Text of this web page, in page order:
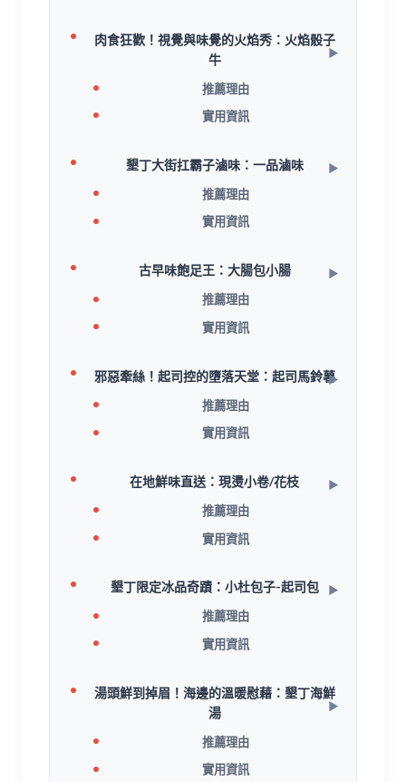
肉食狂歡！視覺與味覺的火焰秀：火焰骰子
牛
推薦理由
實用資訊
墾丁大街扛霸子滷味：一品滷味
推薦理由
實用資訊
古早味飽足王：大腸包小腸
推薦理由
實用資訊
邪惡牽絲！起司控的墮落天堂：起司馬鈴薯
推薦理由
實用資訊
在地鮮味直送：現燙小卷/花枝
推薦理由
實用資訊
墾丁限定冰品奇蹟：小杜包子-起司包
推薦理由
實用資訊
湯頭鮮到掉眉！海邊的溫暖慰藉：墾丁海鮮
湯
推薦理由
實用資訊